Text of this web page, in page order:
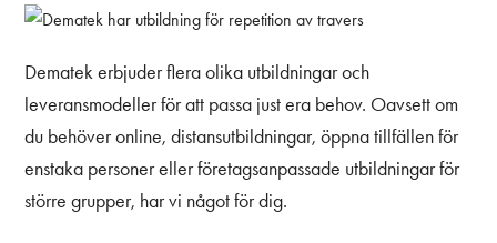
Dematek erbjuder flera olika utbildningar och
leveransmodeller för att passa just era behov. Oavsett om
du behöver online, distansutbildningar, öppna tillfällen för
enstaka personer eller företagsanpassade utbildningar för
större grupper, har vi något för dig.